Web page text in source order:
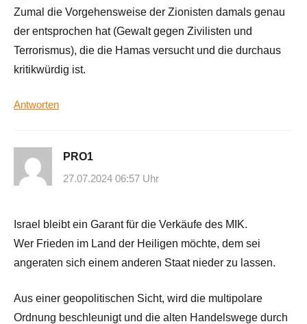
Zumal die Vorgehensweise der Zionisten damals genau
der entsprochen hat (Gewalt gegen Zivilisten und
Terrorismus), die die Hamas versucht und die durchaus
kritikwürdig ist.
Antworten
PRO1
27.07.2024 06:57 Uhr
Israel bleibt ein Garant für die Verkäufe des MIK.
Wer Frieden im Land der Heiligen möchte, dem sei
angeraten sich einem anderen Staat nieder zu lassen.
Aus einer geopolitischen Sicht, wird die multipolare
Ordnung beschleunigt und die alten Handelswege durch